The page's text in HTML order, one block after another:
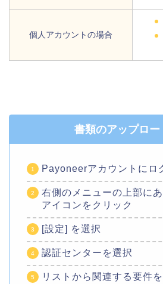
個人アカウントの場合
書類のアップロー
Payoneerアカウントにロ
右側のメニューの上部に
アイコンをクリック
[設定] を選択
認証センターを選択
リストから関連する要件